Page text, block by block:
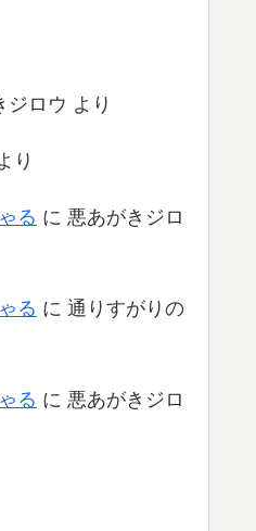
ジロウ より
り
る に 悪あがきジロ
る に 通りすがりの
る に 悪あがきジロ